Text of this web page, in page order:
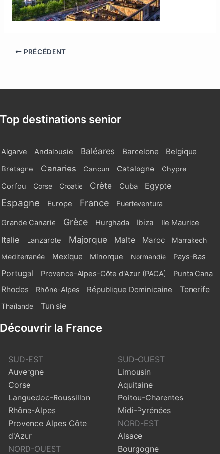
PRÉCÉDENT
Top destinations senior
Algarve Andalousie Baléares Barcelone Belgique
Bretagne Canaries Cancun Catalogne
Chypre
Corfou
Corse Croatie Crète Cuba Egypte
Espagne Europe France Fuerteventura
Grande Canarie Grèce Hurghada Ibiza Ile Maurice
Italie Lanzarote Majorque Malte Maroc
Marrakech
Mediterranée
Mexique Minorque Normandie Pays-Bas
Portugal Provence-Alpes-Côte d'Azur (PACA) Punta Cana
Rhodes Rhône-Alpes République Dominicaine Tenerife
Thaïlande Tunisie
Découvrir la France
SUD-EST
Auvergne
Corse
Languedoc-Roussillon
Rhône-Alpes
Provence Alpes Côte
d'Azur
NORD-OUEST
SUD-OUEST
Limousin
Aquitaine
Poitou-Charentes
Midi-Pyrénées
NORD-EST
Alsace
Bourgogne